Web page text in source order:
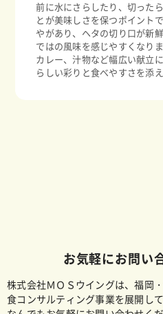
前に水にさらしたり、切った
とが美味しさを保つポイント
やがあり、ヘタの切り口が新
ではの風味を感じやすくなり
カレー、汁物など幅広い献立
らしい彩りと食べやすさを添
お気軽にお問い
株式会社ＭＯＳウイングは、福岡
食コンサルティング事業を展開し